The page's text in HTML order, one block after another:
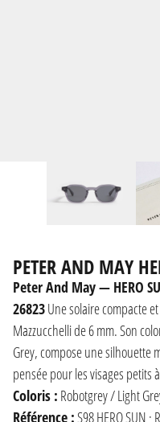
PETER AND MAY
Peter And May — HERO
26823Une solaire compacte
Mazzucchelli de 6 mm. Son
Grey, compose une silhouette
pensée pour les visages petits
Coloris : Robotgrey / Light
Référence :S98 HERO SUN ·